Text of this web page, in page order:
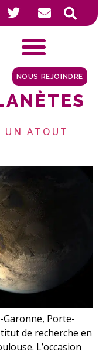
NOUS REJOINDRE
UN ATOUT
Garonne, Porte-
de recherche en
L’occasion